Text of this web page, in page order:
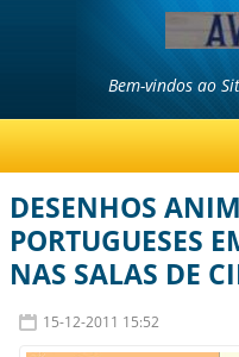
Bem-vindos ao
DESENHOS
PORTUGUESES
NAS SALAS DE
15-12-2011 15:52